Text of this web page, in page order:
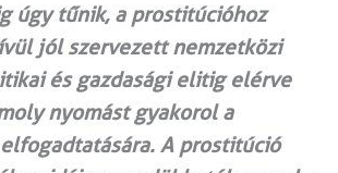
úgy tűnik, a prostitúcióhoz
jól szervezett nemzetközi
és gazdasági elitig elérve
nyomást gyakorol a
A prostitúció